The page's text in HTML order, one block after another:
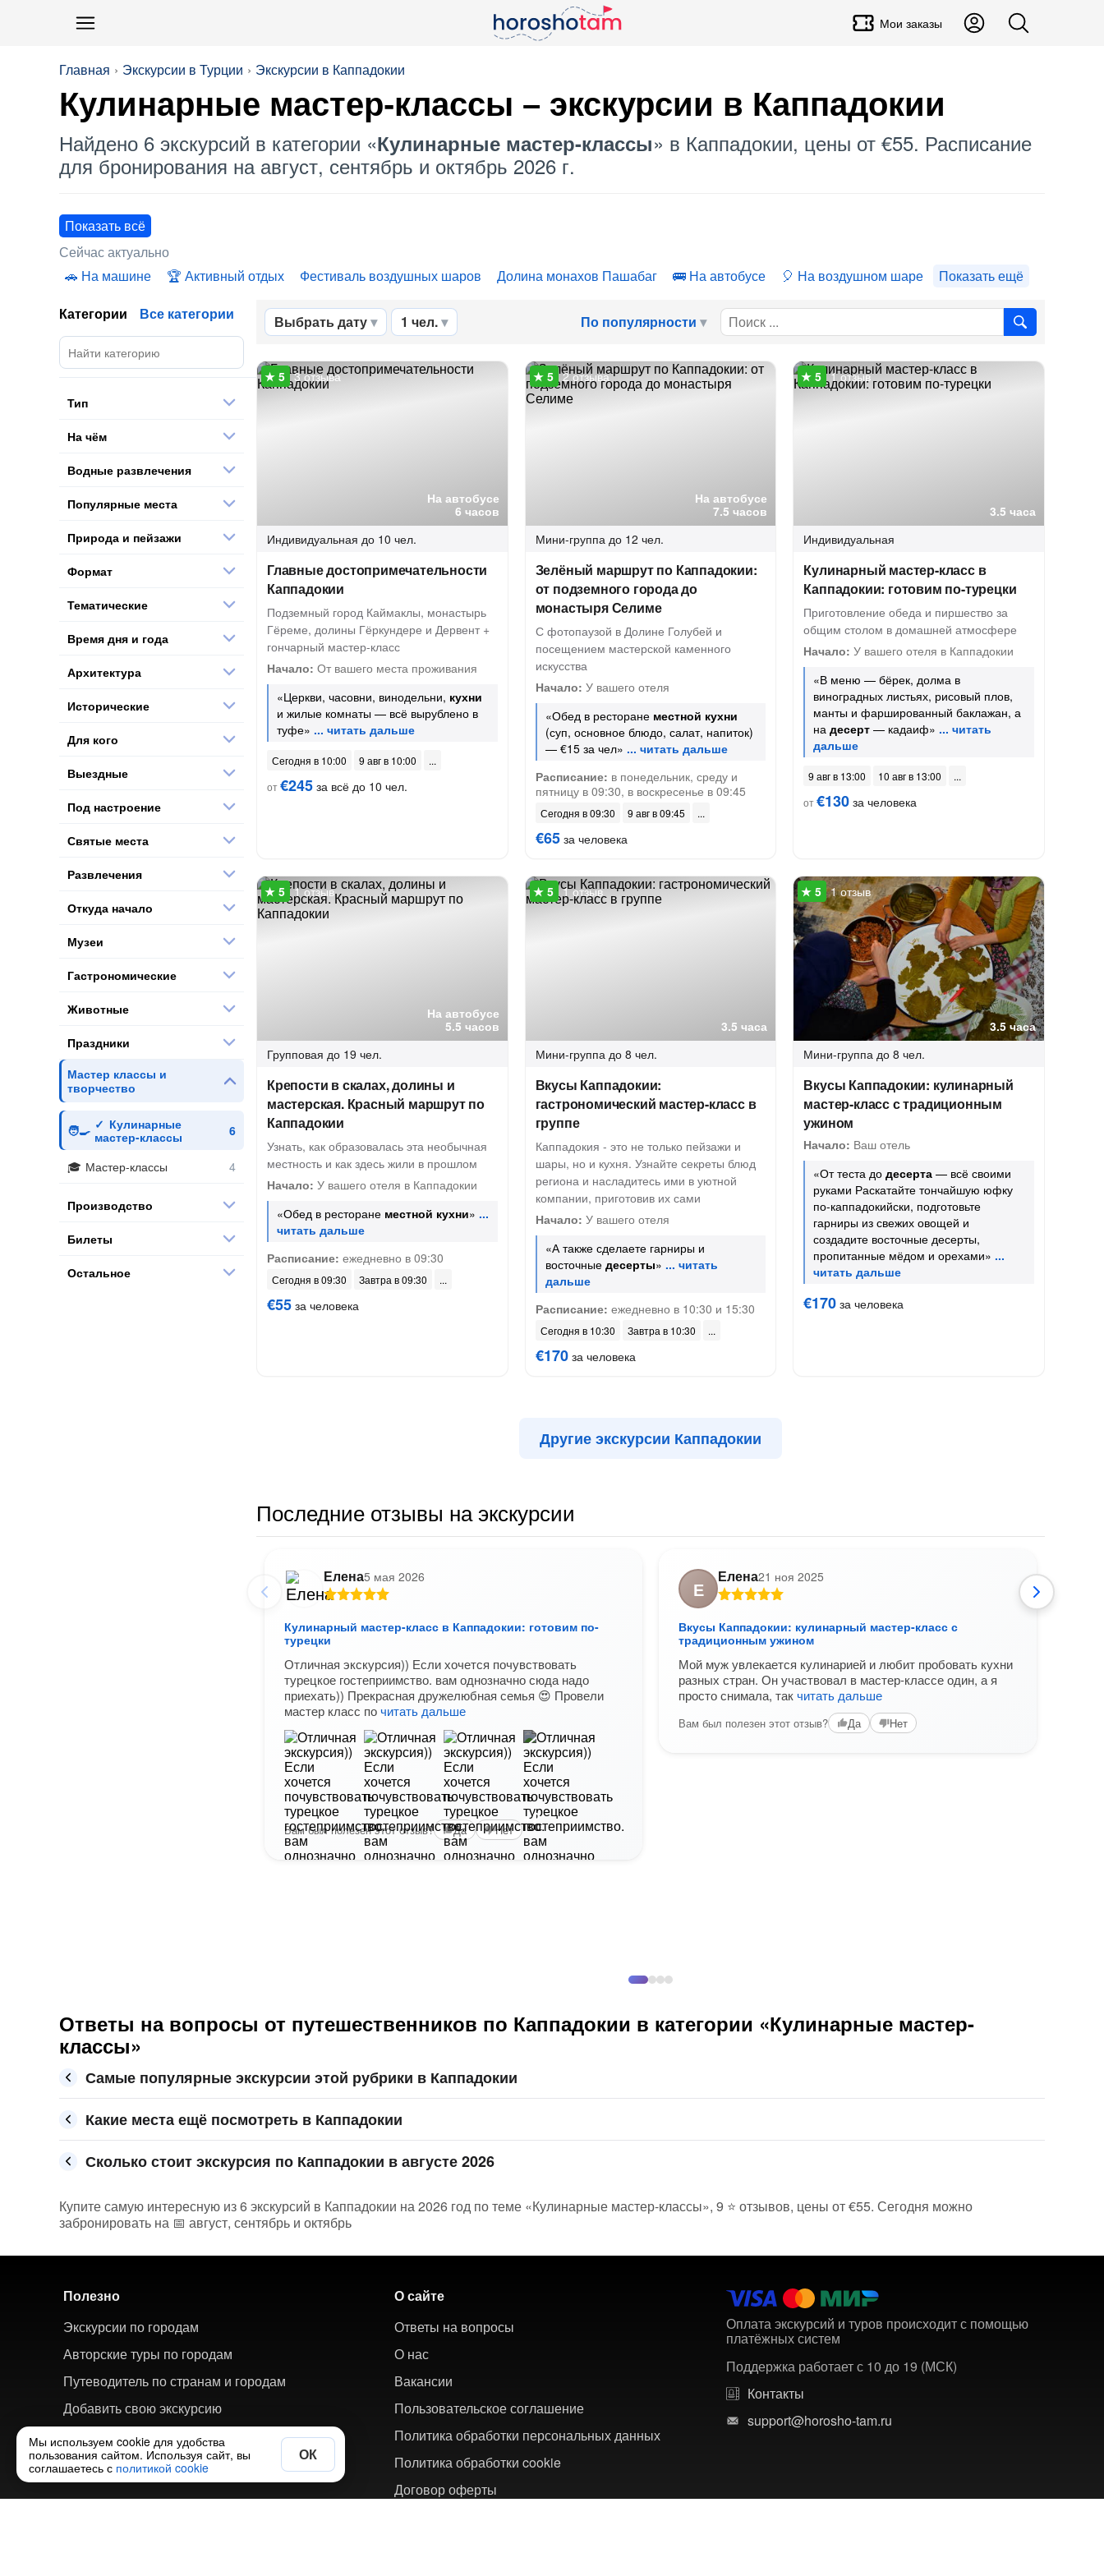
Мои заказы
Главная Экскурсии в Турции Экскурсии в Каппадокии
Кулинарные мастер-классы – экскурсии в Каппадокии
Найдено 6 экскурсий в категории «Кулинарные мастер-классы» в Каппадокии, цены от €55. Расписание
для бронирования на август, сентябрь и октябрь 2026 г.
Показать всё
Сейчас актуально
На машине
Активный отдых Фестиваль воздушных шаров Долина монахов Пашабаг На автобусе На воздушном шаре Показать ещё
Выбрать дату 1 чел. По популярности
На автобусе
6 часов
3 отзыва
Индивидуальная до 10 чел.
Главные достопримечательности
Каппадокии
Подземный город Каймаклы, монастырь
Гёреме, долины Гёркундере и Дервент +
гончарный мастер-класс
Начало: От вашего места проживания
«Церкви, часовни, винодельни, кухни
и жилые комнаты — всё вырублено в
туфе»
Сегодня в 10:00
9 авг в 10:00
от€245 за всё до 10 чел.
На автобусе
7.5 часов
2 отзыва
Мини-группа до 12 чел.
Зелёный маршрут по Каппадокии:
от подземного города до
монастыря Селиме
С фотопаузой в Долине Голубей и
посещением мастерской каменного
искусства
Начало: У вашего отеля
«Обед в ресторане местной кухни
(суп, основное блюдо, салат, напиток)
— €15 за чел»
Расписание: в понедельник, среду и
пятницу в 09:30, в воскресенье в 09:45
Сегодня в 09:30 9 авг в 09:45
€65за человека
3.5 часа
1 отзыв
Индивидуальная
Кулинарный мастер-класс в
Каппадокии: готовим по-турецки
Приготовление обеда и пиршество за
общим столом в домашней атмосфере
Начало: У вашего отеля в Каппадокии
«В меню — бёрек, долма в
виноградных листьях, рисовый плов,
манты и фаршированный баклажан, а
надесерт — кадаиф»
9 авг в 13:00
10 авг в 13:00
от€130 за человека
На автобусе
5.5 часов
1 отзыв
Групповая до 19 чел.
Крепости в скалах, долины и
мастерская. Красный маршрут по
Каппадокии
Узнать, как образовалась эта необычная
местность и как здесь жили в прошлом
Начало: У вашего отеля в Каппадокии
«Обед в ресторане местной кухни»
Расписание: ежедневно в 09:30
Сегодня в 09:30 Завтра в 09:30
€55 за человека
3.5 часа
1 отзыв
Мини-группа до 8 чел.
Вкусы Каппадокии:
гастрономический мастер-класс в
группе
Каппадокия - это не только пейзажи и
шары, но и кухня. Узнайте секреты блюд
региона и насладитесь ими в уютной
компании, приготовив их сами
Начало: У вашего отеля
«А также сделаете гарниры и
восточные десерты»
Расписание: ежедневно в 10:30 и 15:30
Сегодня в 10:30 Завтра в 10:30
€170за человека
3.5 часа
1 отзыв
Мини-группа до 8 чел.
Вкусы Каппадокии: кулинарный
мастер-класс с традиционным
ужином
Начало: Ваш отель
«От теста додесерта — всё своими
руками Раскатайте тончайшую юфку
по-каппадокийски, подготовьте
гарниры из свежих овощей и
создадите восточные десерты,
пропитанные мёдом и орехами»
€170 за человека
Другие экскурсии Каппадокии
Последние отзывы на экскурсии
Елена5 мая 2026
Кулинарный мастер-класс в Каппадокии: готовим по-
турецки
Отличная экскурсия)) Если хочется почувствовать
турецкое гостеприимство. вам однозначно сюда надо
приехать)) Прекрасная дружелюбная семья 😍 Провели
мастер класс почитать дальше
+2
Вам был полезен этот отзыв? Да Нет
Е
Елена21 ноя 2025
Вкусы Каппадокии: кулинарный мастер-класс с
традиционным ужином
Мой муж увлекается кулинарией и любит пробовать кухни
разных стран. Он участвовал в мастер-классе один, а я
просто снимала, такчитать дальше
Вам был полезен этот отзыв? Да Нет
Категории Все категории
Тип
На чём
Водные развлечения
Популярные места
Природа и пейзажи
Формат
Тематические
Время дня и года
Архитектура
Исторические
Для кого
Выездные
Под настроение
Святые места
Развлечения
Откуда начало
Музеи
Гастрономические
Животные
Праздники
Мастер классы и
творчество
Кулинарные
мастер-классы
Мастер-классы
Производство
Билеты
Остальное
Ответы на вопросы от путешественников по Каппадокии в категории «Кулинарные мастер-
классы»
Самые популярные экскурсии этой рубрики в Каппадокии
Какие места ещё посмотреть в Каппадокии
Сколько стоит экскурсия по Каппадокии в августе 2026
Купите самую интересную из 6 экскурсий в Каппадокии на 2026 год по теме «Кулинарные мастер-классы», 9 ⭐ отзывов, цены от €55. Сегодня можно
забронировать на 📅 август, сентябрь и октябрь
Полезно
Экскурсии по городам
Авторские туры по городам
Путеводитель по странам и городам
Добавить свою экскурсию
О сайте
Ответы на вопросы
О нас
Вакансии
Пользовательское соглашение
Политика обработки персональных данных
Политика обработки cookie
Договор оферты
Оплата экскурсий и туров происходит с помощью
платёжных систем
Поддержка работает с 10 до 19 (МСК)
Контакты
support@horosho-tam.ru
Мы используем cookie для удобства
пользования сайтом. Используя сайт, вы
соглашаетесь с политикой cookie
ОК